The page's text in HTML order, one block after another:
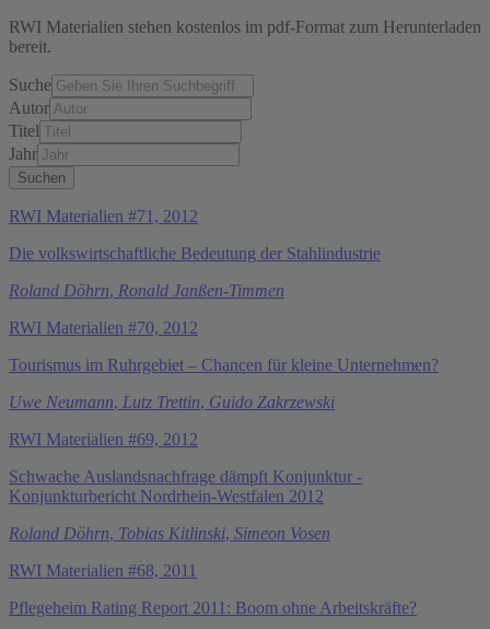
RWI Materialien stehen kostenlos im pdf-Format zum Herunterladen
bereit.
Suche
Autor
Titel
Jahr
RWI Materialien #71, 2012
Die volkswirtschaftliche Bedeutung der Stahlindustrie
Roland Döhrn, Ronald Janßen-Timmen
RWI Materialien #70, 2012
Tourismus im Ruhrgebiet – Chancen für kleine Unternehmen?
Uwe Neumann, Lutz Trettin, Guido Zakrzewski
RWI Materialien #69, 2012
Schwache Auslandsnachfrage dämpft Konjunktur -
Konjunkturbericht Nordrhein-Westfalen 2012
Roland Döhrn, Tobias Kitlinski, Simeon Vosen
RWI Materialien #68, 2011
Pflegeheim Rating Report 2011: Boom ohne Arbeitskräfte?